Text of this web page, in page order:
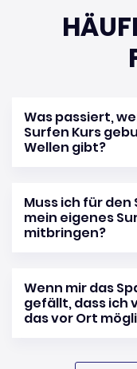
Was passiert,
Surfen Kurs
Wellen gibt?
Muss ich für den
mein eigenes
mitbringen?
Wenn mir das
gefällt, dass ich
das vor Ort